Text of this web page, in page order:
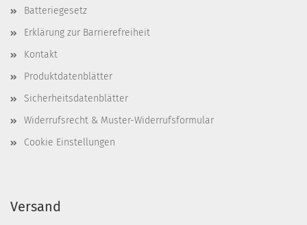
Batteriegesetz
Erklärung zur Barrierefreiheit
Kontakt
Produktdatenblätter
Sicherheitsdatenblätter
Widerrufsrecht & Muster-Widerrufsformular
Cookie Einstellungen
Versand